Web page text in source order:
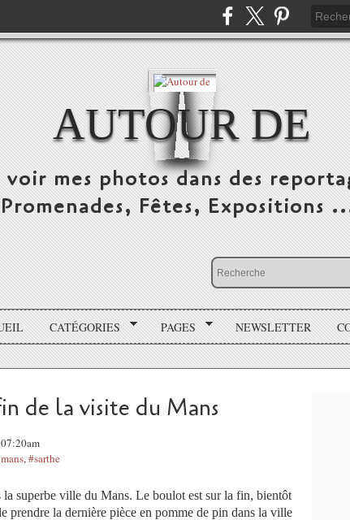
AUTOUR DE
voir mes photos dans des
Promenades, Fêtes, Expositions
CATÉGORIES PAGES NEWSLETTER
de la visite du Mans
,#sarthe
la superbe ville du Mans. Le boulot est sur la fin, bientôt
prendre la dernière pièce en pomme de pin dans la ville